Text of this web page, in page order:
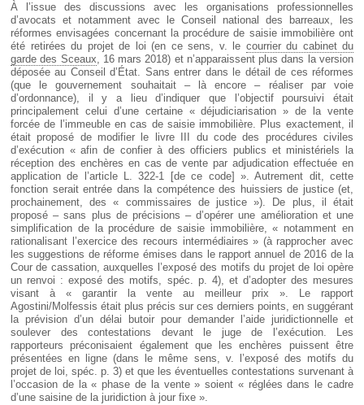
À l’issue des discussions avec les organisations professionnelles
d’avocats et notamment avec le Conseil national des barreaux, les
réformes envisagées concernant la procédure de saisie immobilière ont
été retirées du projet de loi (en ce sens, v. le courrier du cabinet du
garde des Sceaux, 16 mars 2018) et n’apparaissent plus dans la version
déposée au Conseil d’État. Sans entrer dans le détail de ces réformes
(que le gouvernement souhaitait – là encore – réaliser par voie
d’ordonnance), il y a lieu d’indiquer que l’objectif poursuivi était
principalement celui d’une certaine « déjudiciarisation » de la vente
forcée de l’immeuble en cas de saisie immobilière. Plus exactement, il
était proposé de modifier le livre III du code des procédures civiles
d’exécution « afin de confier à des officiers publics et ministériels la
réception des enchères en cas de vente par adjudication effectuée en
application de l’article L. 322-1 [de ce code] ». Autrement dit, cette
fonction serait entrée dans la compétence des huissiers de justice (et,
prochainement, des « commissaires de justice »). De plus, il était
proposé – sans plus de précisions – d’opérer une amélioration et une
simplification de la procédure de saisie immobilière, « notamment en
rationalisant l’exercice des recours intermédiaires » (à rapprocher avec
les suggestions de réforme émises dans le rapport annuel de 2016 de la
Cour de cassation, auxquelles l’exposé des motifs du projet de loi opère
un renvoi : exposé des motifs, spéc. p. 4), et d’adopter des mesures
visant à « garantir la vente au meilleur prix ». Le rapport
Agostini/Molfessis était plus précis sur ces derniers points, en suggérant
la prévision d’un délai butoir pour demander l’aide juridictionnelle et
soulever des contestations devant le juge de l’exécution. Les
rapporteurs préconisaient également que les enchères puissent être
présentées en ligne (dans le même sens, v. l’exposé des motifs du
projet de loi, spéc. p. 3) et que les éventuelles contestations survenant à
l’occasion de la « phase de la vente » soient « réglées dans le cadre
d’une saisine de la juridiction à jour fixe ».